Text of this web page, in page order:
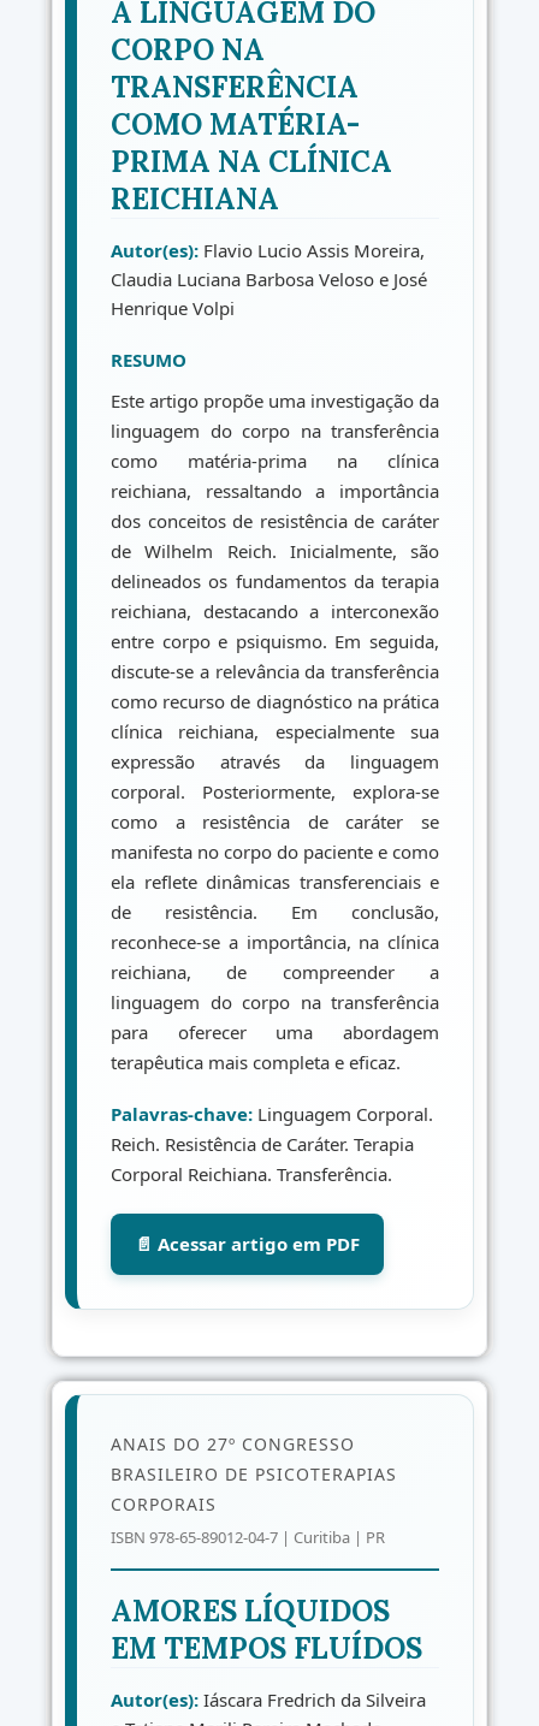
A LINGUAGEM DO
CORPO NA
TRANSFERÊNCIA
COMO MATÉRIA-
PRIMA NA CLÍNICA
REICHIANA
Autor(es): Flavio Lucio Assis Moreira,
Claudia Luciana Barbosa Veloso e José
Henrique Volpi
RESUMO
Este artigo propõe uma investigação da
linguagem do corpo na transferência
como matéria-prima na clínica
reichiana, ressaltando a importância
dos conceitos de resistência de caráter
de Wilhelm Reich. Inicialmente, são
delineados os fundamentos da terapia
reichiana, destacando a interconexão
entre corpo e psiquismo. Em seguida,
discute-se a relevância da transferência
como recurso de diagnóstico na prática
clínica reichiana, especialmente sua
expressão através da linguagem
corporal. Posteriormente, explora-se
como a resistência de caráter se
manifesta no corpo do paciente e como
ela reflete dinâmicas transferenciais e
de resistência. Em conclusão,
reconhece-se a importância, na clínica
reichiana, de compreender a
linguagem do corpo na transferência
para oferecer uma abordagem
terapêutica mais completa e eficaz.
Palavras-chave: Linguagem Corporal.
Reich. Resistência de Caráter. Terapia
Corporal Reichiana. Transferência.
📄 Acessar artigo em PDF
ANAIS DO 27º CONGRESSO
BRASILEIRO DE PSICOTERAPIAS
CORPORAIS
ISBN 978-65-89012-04-7 | Curitiba | PR
AMORES LÍQUIDOS
EM TEMPOS FLUÍDOS
Autor(es): Iáscara Fredrich da Silveira